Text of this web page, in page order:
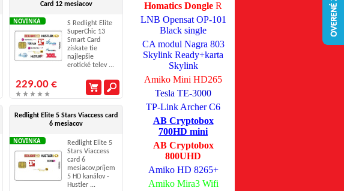
Card 12 mesiacov
NOVINKA
S Redlight Elite
SuperChic 13
Smart Card
získate tie
najlepšie
erotické telev ...
229.00 €
Redlight Elite 5 Stars Viaccess card
6 mesiacov
NOVINKA
Redlight Elite 5
Stars Viaccess
card 6
mesiacov,príjem
5 HD kanálov -
Hustler ...
Homatics Dongle R
LNB Opensat OP-101
Black single
CA modul Nagra 803
Skylink Ready+karta
Skylink
Amiko Mini HD265
Tesla TE-3000
TP-Link Archer C6
AB Cryptobox
700HD mini
AB Cryptobox
800UHD
Amiko HD 8265+
Amiko Mira3 Wifi